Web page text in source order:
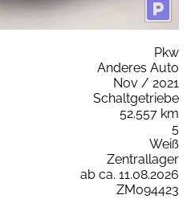
Pkw
Anderes Auto
Nov / 2021
Schaltgetriebe
52.557 km
5
Weiß
Zentrallager
ab ca. 11.08.2026
ZM094423